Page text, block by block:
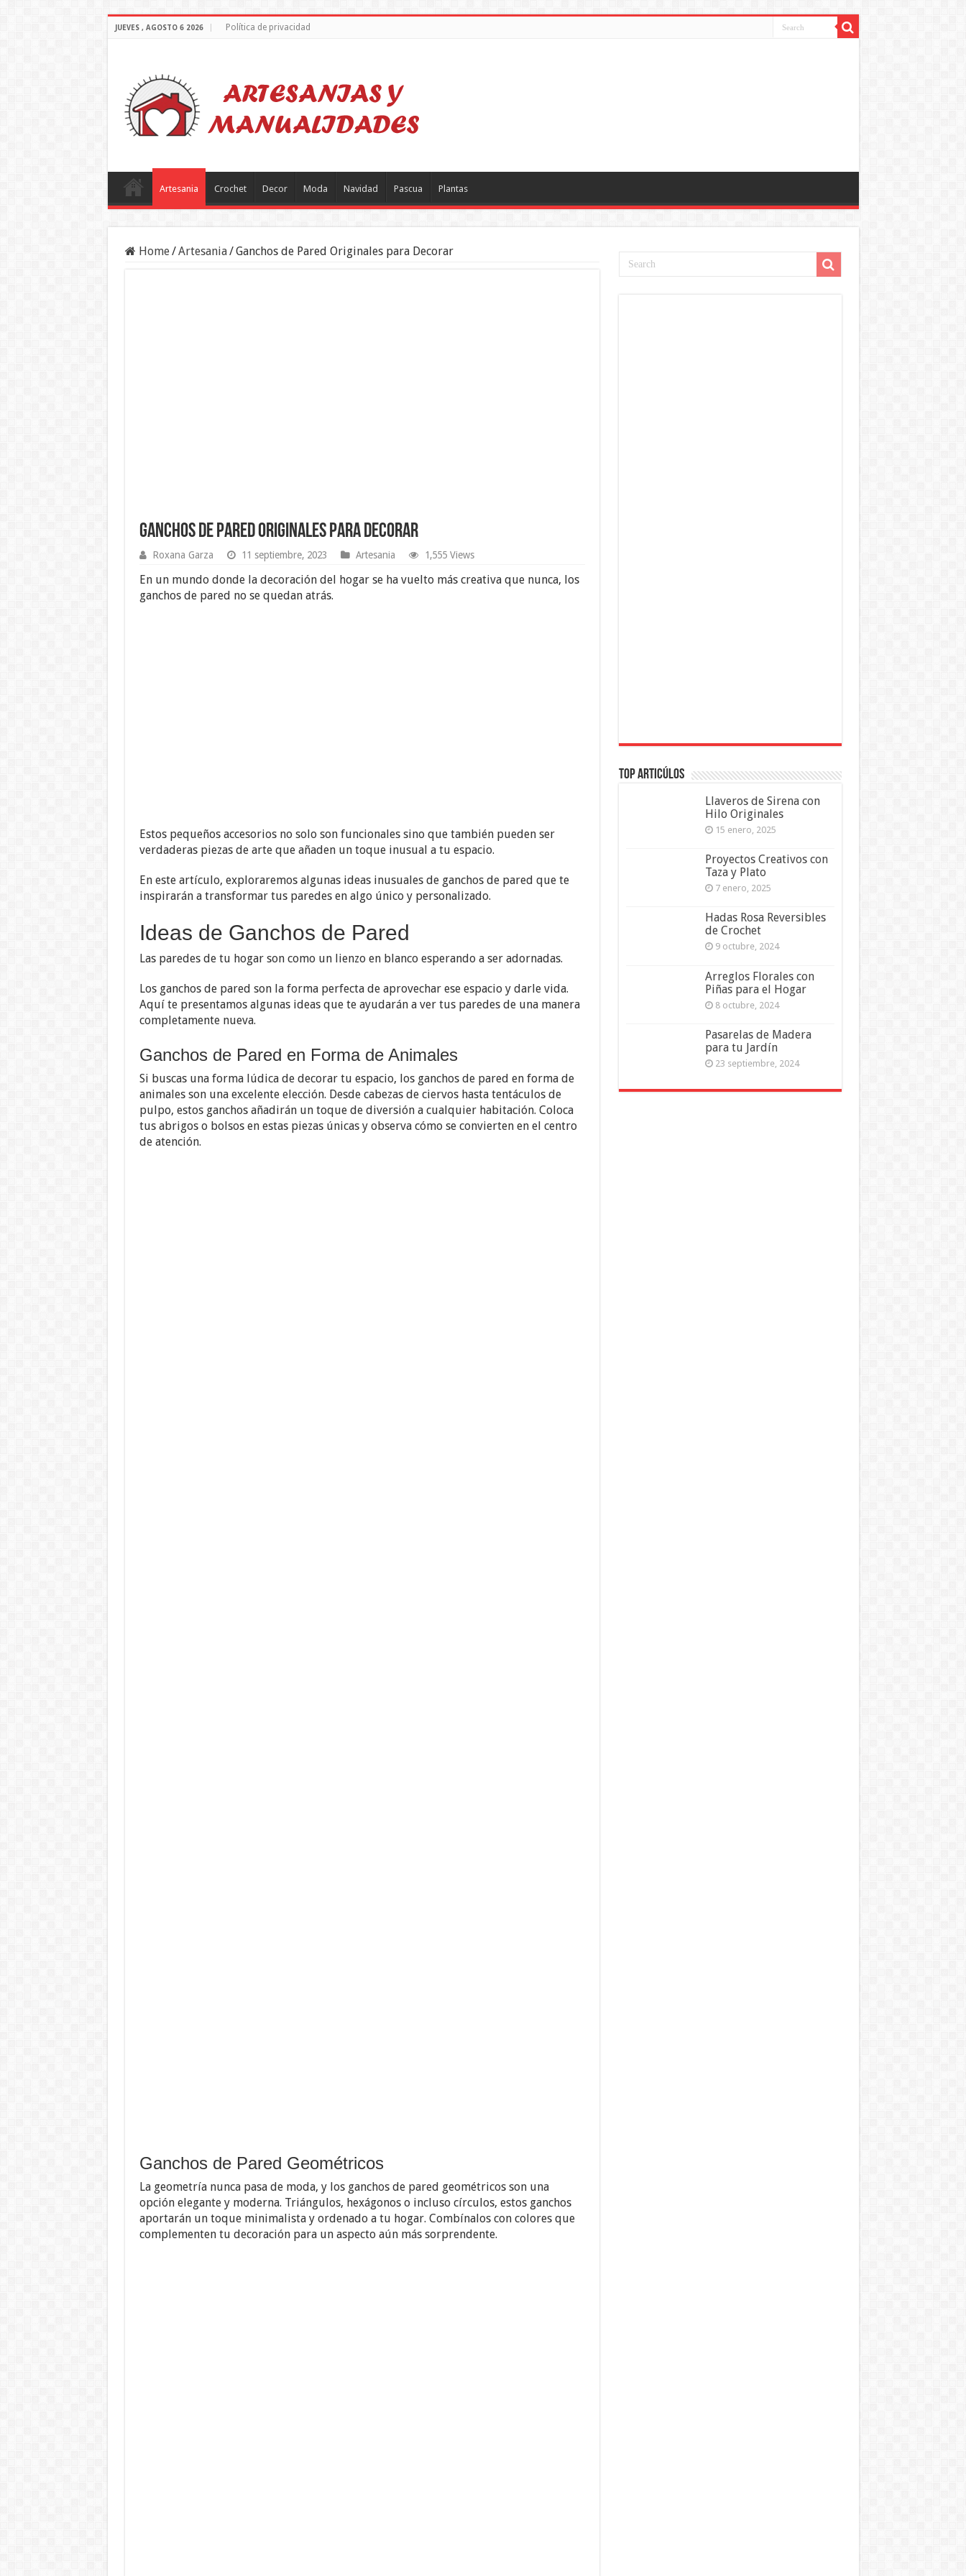
JUEVES , AGOSTO 6 2026 Política de privacidad
Artesania Crochet Decor Moda Navidad Pascua Plantas
Home/Artesania/Ganchos de Pared Originales para Decorar
Ganchos de Pared Originales para Decorar
Roxana Garza 11 septiembre, 2023 Artesania 1,555 Views
En un mundo donde la decoración del hogar se ha vuelto más creativa que nunca, los
ganchos de pared no se quedan atrás.
Estos pequeños accesorios no solo son funcionales sino que también pueden ser
verdaderas piezas de arte que añaden un toque inusual a tu espacio.
En este artículo, exploraremos algunas ideas inusuales de ganchos de pared que te
inspirarán a transformar tus paredes en algo único y personalizado.
Ideas de Ganchos de Pared
Las paredes de tu hogar son como un lienzo en blanco esperando a ser adornadas.
Los ganchos de pared son la forma perfecta de aprovechar ese espacio y darle vida.
Aquí te presentamos algunas ideas que te ayudarán a ver tus paredes de una manera
completamente nueva.
Ganchos de Pared en Forma de Animales
Si buscas una forma lúdica de decorar tu espacio, los ganchos de pared en forma de
animales son una excelente elección. Desde cabezas de ciervos hasta tentáculos de
pulpo, estos ganchos añadirán un toque de diversión a cualquier habitación. Coloca
tus abrigos o bolsos en estas piezas únicas y observa cómo se convierten en el centro
de atención.
Ganchos de Pared Geométricos
La geometría nunca pasa de moda, y los ganchos de pared geométricos son una
opción elegante y moderna. Triángulos, hexágonos o incluso círculos, estos ganchos
aportarán un toque minimalista y ordenado a tu hogar. Combínalos con colores que
complementen tu decoración para un aspecto aún más sorprendente.
Top Articúlos
Llaveros de Sirena con
Hilo Originales
15 enero, 2025
Proyectos Creativos con
Taza y Plato
7 enero, 2025
Hadas Rosa Reversibles
de Crochet
9 octubre, 2024
Arreglos Florales con
Piñas para el Hogar
8 octubre, 2024
Pasarelas de Madera
para tu Jardín
23 septiembre, 2024